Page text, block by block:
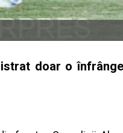
doar o